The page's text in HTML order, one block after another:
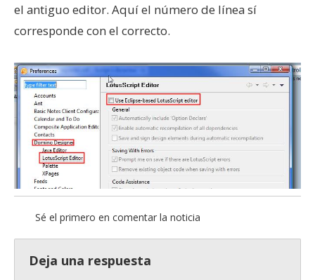
el antiguo editor. Aquí el número de línea sí
corresponde con el correcto.
Sé el primero en comentar la noticia
Deja una respuesta